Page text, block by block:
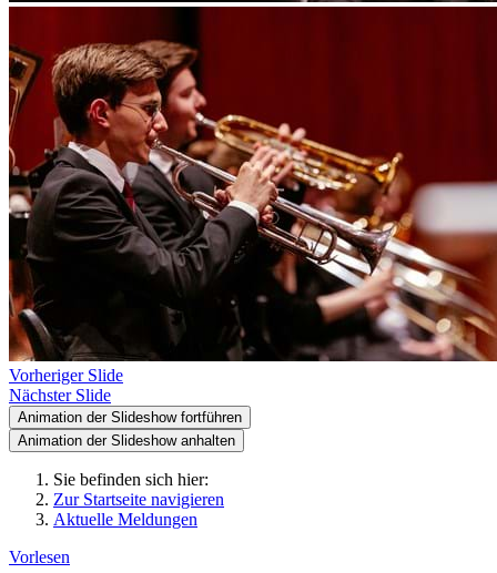
Vorheriger Slide
Nächster Slide
Animation der Slideshow fortführen
Animation der Slideshow anhalten
Sie befinden sich hier:
Zur Startseite navigieren
Aktuelle Meldungen
Vorlesen